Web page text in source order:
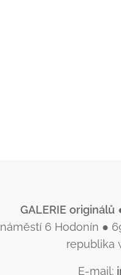
GALERIE originálů
náměstí 6 Hodonín ●
republika
E-mail: